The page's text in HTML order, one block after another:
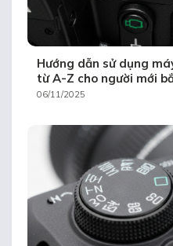
Hướng dẫn sử dụng
từ A-Z cho người mới
06/11/2025